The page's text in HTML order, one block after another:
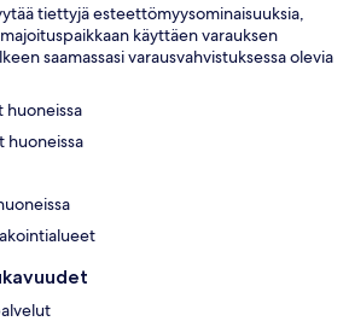
tiettyjä esteettömyysominaisuuksia,
käyttäen varauksen
saamassasi varausvahvistuksessa olevia
huoneissa
huoneissa